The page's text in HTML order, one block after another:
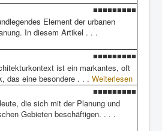
■■■■■■■■■
Element der urbanen
In diesem Artikel . . .
■■■■■■■■■
ist ein markantes, oft
das eine besondere . . . Weiterlesen
■■■■■■■■■
die sich mit der Planung und
Gebieten beschäftigen. . . .